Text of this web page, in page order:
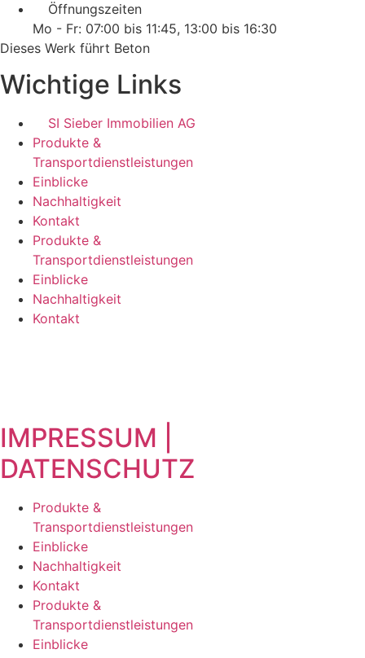
Öffnungszeiten
Mo - Fr: 07:00 bis 11:45, 13:00 bis 16:30
Dieses Werk führt Beton
Wichtige Links
SI Sieber Immobilien AG
Produkte &
Transportdienstleistungen
Einblicke
Nachhaltigkeit
Kontakt
Produkte &
Transportdienstleistungen
Einblicke
Nachhaltigkeit
Kontakt
IMPRESSUM |
DATENSCHUTZ
Produkte &
Transportdienstleistungen
Einblicke
Nachhaltigkeit
Kontakt
Produkte &
Transportdienstleistungen
Einblicke